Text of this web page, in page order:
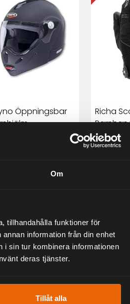
Om
tillhandahålla funktioner för
information från din enhet
i sin tur kombinera informationen
deras tjänster.
Tillåt alla
Öppningsbar
Richa
539 kr